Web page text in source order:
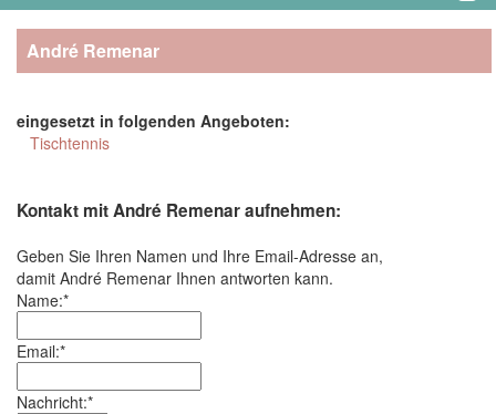
André Remenar
eingesetzt in folgenden Angeboten:
Tischtennis
Kontakt mit André Remenar aufnehmen:
Geben Sie Ihren Namen und Ihre Email-Adresse an,
damit André Remenar Ihnen antworten kann.
Name:*
Email:*
Nachricht:*